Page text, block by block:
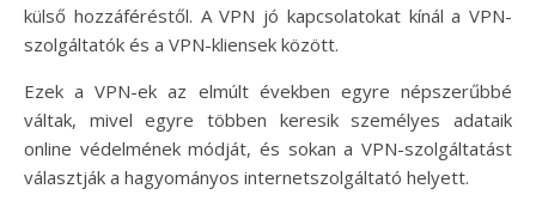
külső hozzáféréstől. A VPN jó kapcsolatokat kínál a VPN-
szolgáltatók és a VPN-kliensek között.
Ezek a VPN-ek az elmúlt években egyre népszerűbbé
váltak, mivel egyre többen keresik személyes adataik
online védelmének módját, és sokan a VPN-szolgáltatást
választják a hagyományos internetszolgáltató helyett.